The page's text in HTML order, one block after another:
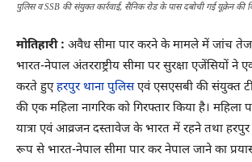
पुलिस व SSB की संयुक्त कार्रवाई, सैनिक रोड के पास दबोची गई यूक्रेन की
मोतिहारी : अवैध सीमा पार करने के मामले में जांच तेज
भारत-नेपाल अंतरराष्ट्रीय सीमा पर सुरक्षा एजेंसियों ने
करते हुएहरपुर थाना पुलिसएवं एसएसबी की संयुक्त
की एक महिला नागरिक को गिरफ्तार किया है। महिला
यात्रा एवं आव्रजन दस्तावेज के भारत में रहने तथा हरपुर
रूप से भारत-नेपाल सीमा पार कर नेपाल जाने का